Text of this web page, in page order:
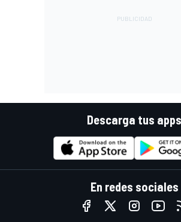
Descarga tus apps
En redes sociales